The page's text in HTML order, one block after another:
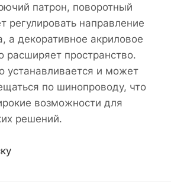
патрон, поворотный
регулировать направление
а декоративное акриловое
расширяет пространство.
устанавливается и может
по шинопроводу, что
возможности для
решений.